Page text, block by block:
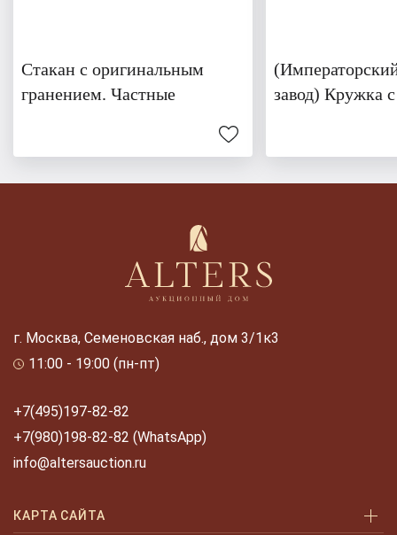
Стакан с оригинальным
гранением. Частные
завод) Кружка с
г. Москва, Семеновская наб., дом 3/1к3
11:00 - 19:00 (пн-пт)
+7(495)197-82-82
+7(980)198-82-82 (WhatsApp)
info@altersauction.ru
КАРТА САЙТА